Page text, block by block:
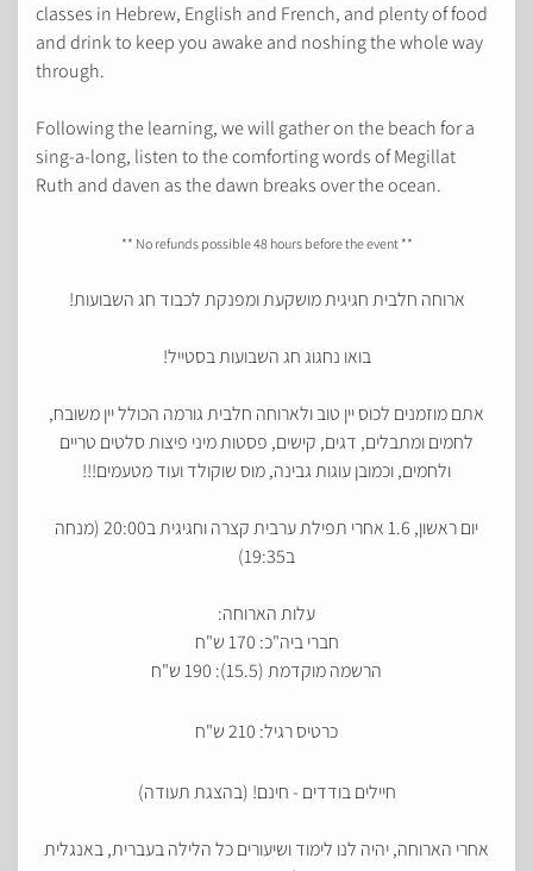
classes in Hebrew, English and French, and plenty of food
and drink to keep you awake and noshing the whole way
through.
Following the learning, we will gather on the beach for a
sing-a-long, listen to the comforting words of Megillat
Ruth and daven as the dawn breaks over the ocean.
** No refunds possible 48 hours before the event **
ארוחה חלבית חגיגית מושקעת ומפנקת לכבוד חג השבועות!
בואו נחגוג חג השבועות בסטייל!
אתם מוזמנים לכוס יין טוב ולארוחה חלבית גורמה הכולל יין משובח,
לחמים ומתבלים, דגים, קישים, פסטות מיני פיצות סלטים טריים
ולחמים, וכמובן עוגות גבינה, מוס שוקולד ועוד מטעמים!!!
יום ראשון, 1.6 אחרי תפילת ערבית קצרה וחגיגית ב20:00 (מנחה
ב19:35)
עלות הארוחה:
חברי ביה"כ: 170 ש"ח
הרשמה מוקדמת (15.5): 190 ש"ח
כרטיס רגיל: 210 ש"ח
חיילים בודדים - חינם! (בהצגת תעודה)
אחרי הארוחה, יהיה לנו לימוד ושיעורים כל הלילה בעברית, באנגלית